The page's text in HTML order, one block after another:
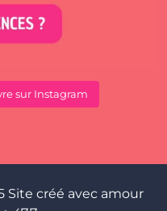
sur Instagram
Site créé avec amour